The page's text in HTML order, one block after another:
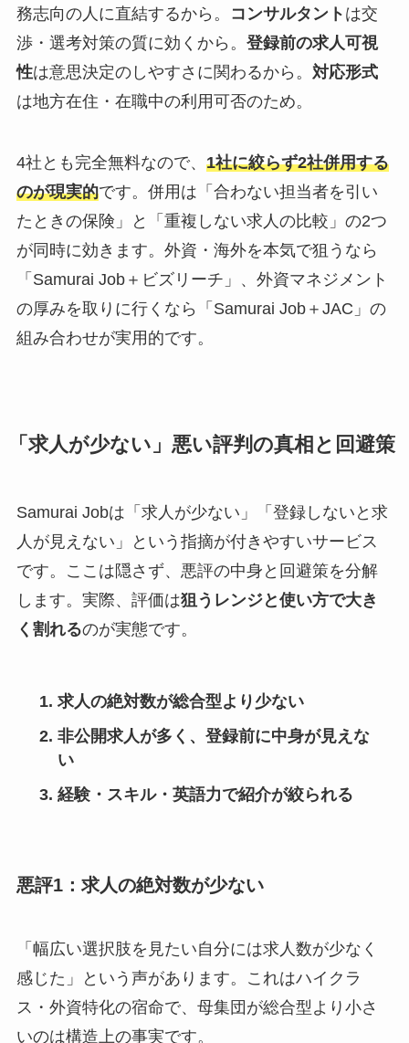
務志向の人に直結するから。
コンサルタント は交
渉・選考対策の質に効くから。 登録前の求人可視
性は意思決定のしやすさに関わるから。 対応形式
は地方在住・在職中の利用可否のため。
4社とも完全無料なので、 1社に絞らず2社併用する
のが現実的です。併用は「合わない担当者を引い
たときの保険」と「重複しない求人の比較」の2つ
が同時に効きます。外資・海外を本気で狙うなら
「Samurai Job＋ビズリーチ」、外資マネジメント
の厚みを取りに行くなら「Samurai Job＋JAC」の
組み合わせが実用的です。
「求人が少ない」悪い評判の真相と回避策
Samurai Jobは「求人が少ない」「登録しないと求
人が見えない」という指摘が付きやすいサービス
です。ここは隠さず、悪評の中身と回避策を分解
します。実際、評価は狙うレンジと使い方で大き
く割れるのが実態です。
求人の絶対数が総合型より少ない
非公開求人が多く、登録前に中身が見えな
い
経験・スキル・英語力で紹介が絞られる
悪評1：求人の絶対数が少ない
「幅広い選択肢を見たい自分には求人数が少なく
感じた」という声があります。これはハイクラ
ス・外資特化の宿命で、母集団が総合型より小さ
いのは構造上の事実です。